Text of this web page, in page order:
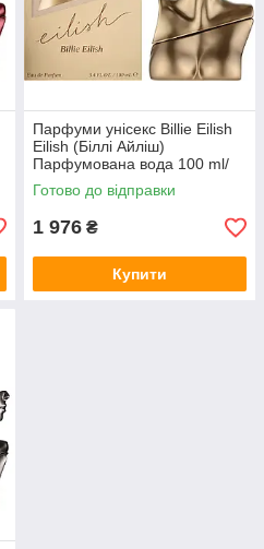
Парфуми унісекс Billie Eilish
Eilish (Біллі Айліш)
Парфумована вода 100 ml/
мл
Готово до відправки
1 976 ₴
Купити